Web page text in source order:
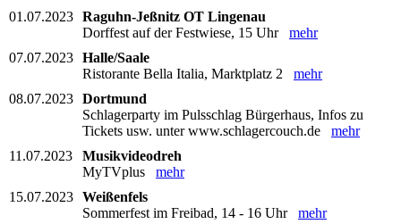
01.07.2023 Raguhn-Jeßnitz OT Lingenau
Dorffest auf der Festwiese, 15 Uhr mehr
07.07.2023 Halle/Saale
Ristorante Bella Italia, Marktplatz 2 mehr
08.07.2023 Dortmund
Schlagerparty im Pulsschlag Bürgerhaus, Infos zu
Tickets usw. unter www.schlagercouch.de mehr
11.07.2023
Musikvideodreh
MyTVplus mehr
15.07.2023 Weißenfels
Sommerfest im Freibad, 14 - 16 Uhr mehr